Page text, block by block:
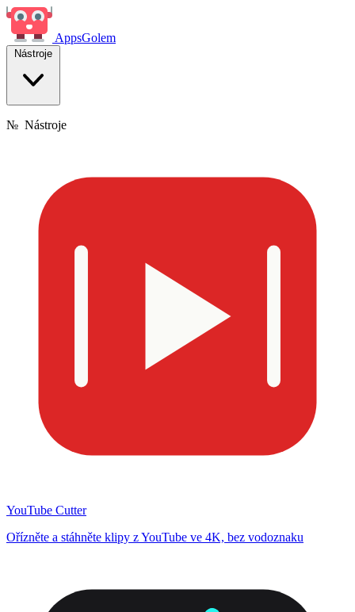
AppsGolem
Nástroje
№ Nástroje
YouTube Cutter
Ořízněte a stáhněte klipy z YouTube ve 4K, bez vodoznaku